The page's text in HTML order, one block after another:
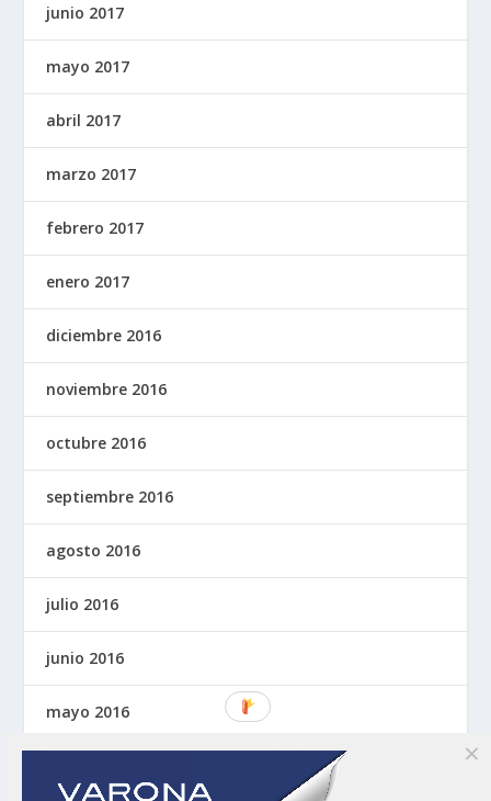
junio 2017
mayo 2017
abril 2017
marzo 2017
febrero 2017
enero 2017
diciembre 2016
noviembre 2016
octubre 2016
septiembre 2016
agosto 2016
julio 2016
junio 2016
mayo 2016